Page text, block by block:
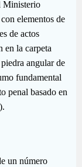
Ministerio
elementos de
de actos
en la carpeta
angular de
fundamental
penal basado en
un número